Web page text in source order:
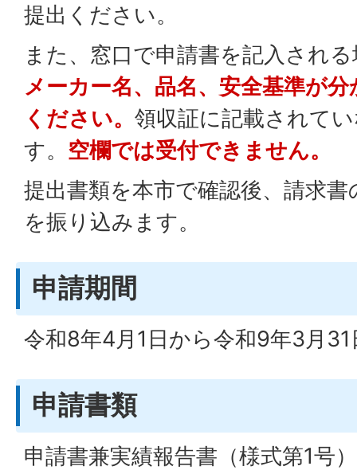
提出ください。
また、窓口で申請書を記入され
メーカー名、品名、安全基準が
ください。 領収証に記載されて
す。 空欄では受付できません。
提出書類を本市で確認後、請求
を振り込みます。
申請期間
令和8年4月1日から令和9年3月
申請書類
申請書兼実績報告書（様式第1号